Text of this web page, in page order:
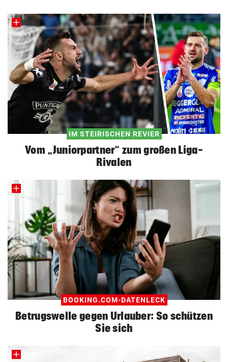
IM STEIRISCHEN REVIER
Vom „Juniorpartner“ zum großen Liga-
Rivalen
BOOKING.COM-DATENLECK
Betrugswelle gegen Urlauber: So schützen
Sie sich